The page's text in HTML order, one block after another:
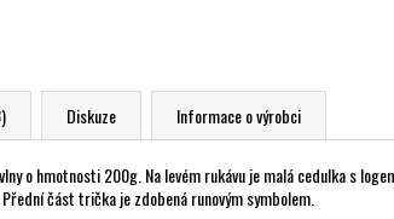
Diskuze Informace o výrobci
o hmotnosti 200g. Na levém rukávu je malá cedulka s
část trička je zdobená runovým symbolem.